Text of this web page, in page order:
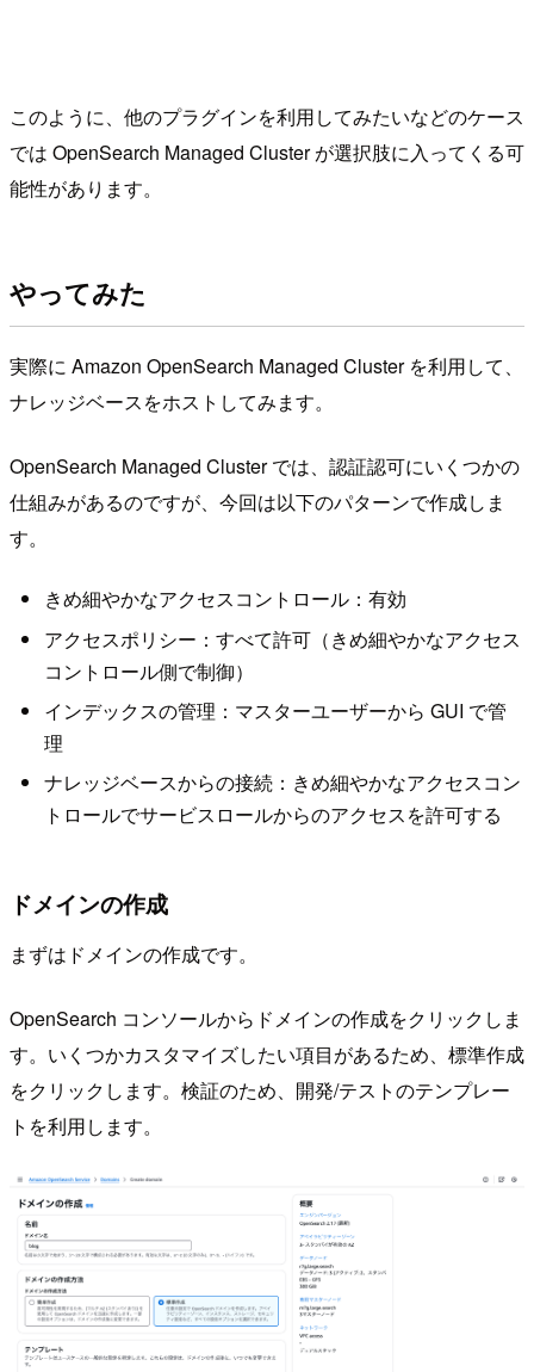
このように、他のプラグインを利用してみたいなどのケース
では OpenSearch Managed Cluster が選択肢に入ってくる可
能性があります。
やってみた
実際に Amazon OpenSearch Managed Cluster を利用して、
ナレッジベースをホストしてみます。
OpenSearch Managed Cluster では、認証認可にいくつかの
仕組みがあるのですが、今回は以下のパターンで作成しま
す。
きめ細やかなアクセスコントロール：有効
アクセスポリシー：すべて許可（きめ細やかなアクセス
コントロール側で制御）
インデックスの管理：マスターユーザーから GUI で管
理
ナレッジベースからの接続：きめ細やかなアクセスコン
トロールでサービスロールからのアクセスを許可する
ドメインの作成
まずはドメインの作成です。
OpenSearch コンソールからドメインの作成をクリックしま
す。いくつかカスタマイズしたい項目があるため、標準作成
をクリックします。検証のため、開発/テストのテンプレー
トを利用します。